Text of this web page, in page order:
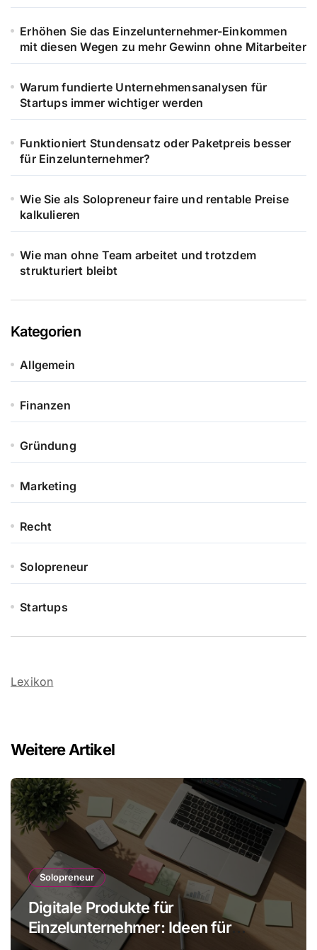
Erhöhen Sie das Einzelunternehmer-Einkommen
mit diesen Wegen zu mehr Gewinn ohne Mitarbeiter
Warum fundierte Unternehmensanalysen für
Startups immer wichtiger werden
Funktioniert Stundensatz oder Paketpreis besser
für Einzelunternehmer?
Wie Sie als Solopreneur faire und rentable Preise
kalkulieren
Wie man ohne Team arbeitet und trotzdem
strukturiert bleibt
Kategorien
Allgemein
Finanzen
Gründung
Marketing
Recht
Solopreneur
Startups
Lexikon
Weitere Artikel
Solopreneur
Digitale Produkte für
Einzelunternehmer: Ideen für